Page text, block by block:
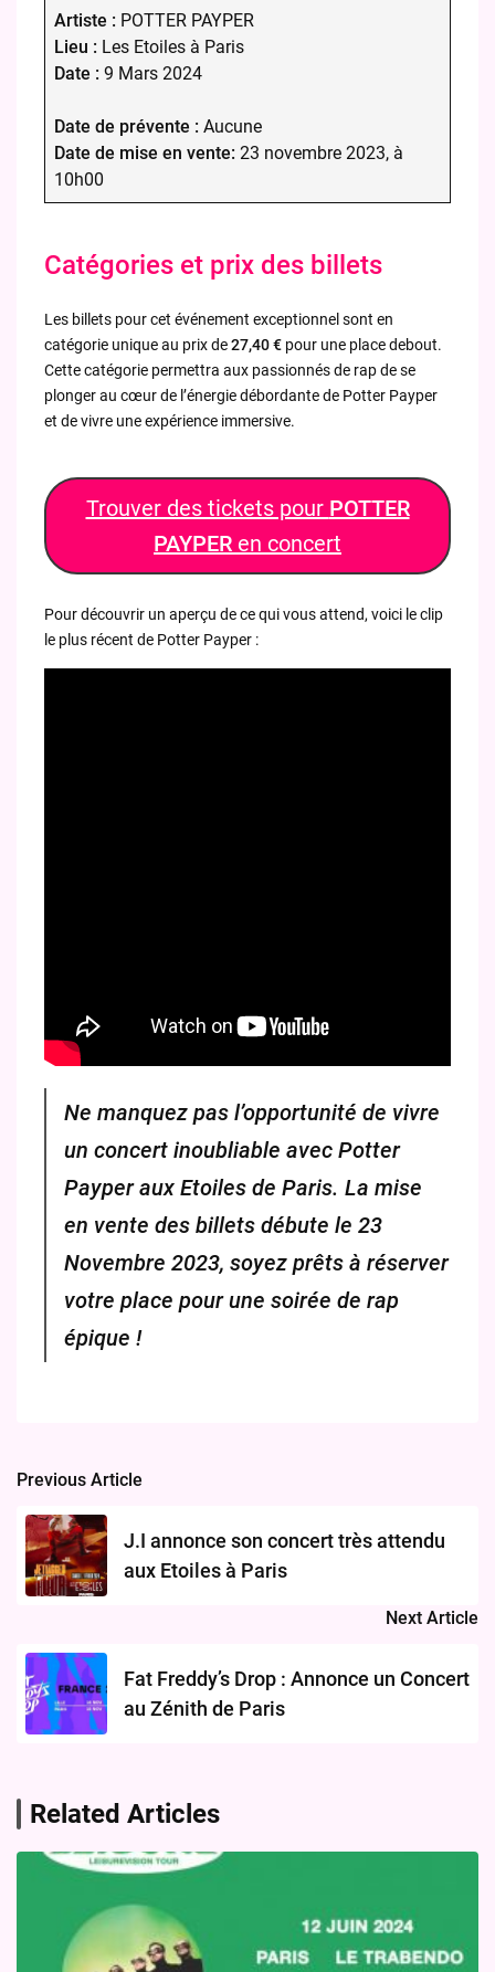
Artiste : POTTER PAYPER
Lieu : Les Etoiles à Paris
Date : 9 Mars 2024
Date de prévente : Aucune
Date de mise en vente: 23 novembre 2023, à
10h00
Catégories et prix des billets
Les billets pour cet événement exceptionnel sont en
catégorie unique au prix de27,40 €pour une place debout.
Cette catégorie permettra aux passionnés de rap de se
plonger au cœur de l’énergie débordante de Potter Payper
et de vivre une expérience immersive.
Trouver des tickets pour POTTER
PAYPER en concert
Pour découvrir un aperçu de ce qui vous attend, voici le clip
le plus récent de Potter Payper :
Ne manquez pas l’opportunité de vivre
un concert inoubliable avec Potter
Payper aux Etoiles de Paris. La mise
en vente des billets débute le 23
Novembre 2023, soyez prêts à réserver
votre place pour une soirée de rap
épique !
Post
navigation
Previous Article
J.I annonce son concert très attendu
aux Etoiles à Paris
Next Article
Fat Freddy’s Drop : Annonce un Concert
au Zénith de Paris
Related Articles